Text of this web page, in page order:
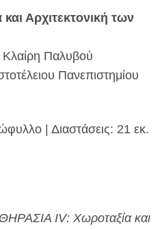
Αρχιτεκτονική των
Κλαίρη Παλυβού
Πανεπιστημίου
| Διαστάσεις: 21 εκ.
ΘΗΡΑΣΙΑ IV: Χωροταξία και